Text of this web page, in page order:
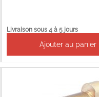
Livraison sous 4 à 5 jours
Ajouter au panier